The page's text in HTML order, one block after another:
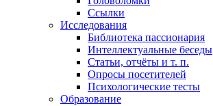
Ссылки
Исследования
Библиотека пассионария
Интеллектуальные беседы
Статьи, отчёты и т. п.
Опросы посетителей
Психологические тесты
Образование